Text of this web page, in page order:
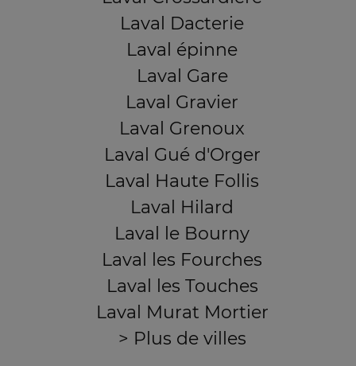
Laval Dacterie
Laval épinne
Laval Gare
Laval Gravier
Laval Grenoux
Laval Gué d'Orger
Laval Haute Follis
Laval Hilard
Laval le Bourny
Laval les Fourches
Laval les Touches
Laval Murat Mortier
> Plus de villes